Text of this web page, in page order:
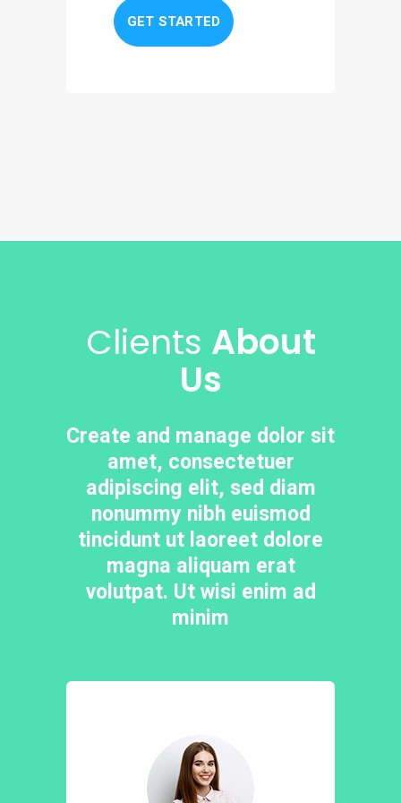
GET STARTED
Clients About
Us
Create and manage dolor sit
amet, consectetuer
adipiscing elit, sed diam
nonummy nibh euismod
tincidunt ut laoreet dolore
magna aliquam erat
volutpat. Ut wisi enim ad
minim